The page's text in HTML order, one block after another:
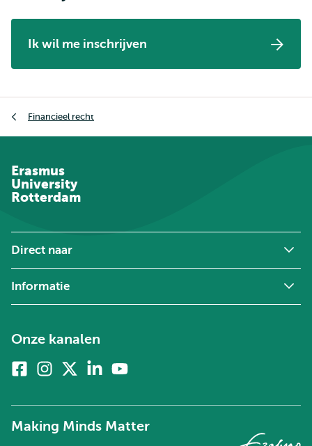
Ik wil me inschrijven
Financieel recht
Erasmus
University
Rotterdam
Direct naar
Informatie
Onze kanalen
FacebookInstagram
twitter)
Linkedin
Making Minds Matter